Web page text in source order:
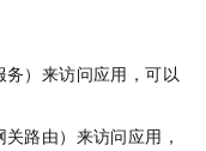
）来访问应用，可以
路由）来访问应用，